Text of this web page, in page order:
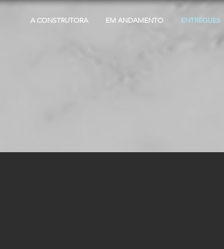
A CONSTRUTORA EM ANDAMENTO ENTREGUES